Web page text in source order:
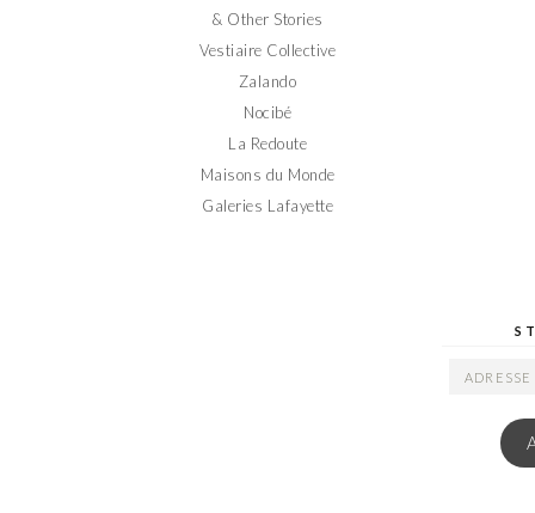
& Other Stories
Vestiaire Collective
Zalando
Nocibé
La Redoute
Maisons du Monde
Galeries Lafayette
ADRESSE